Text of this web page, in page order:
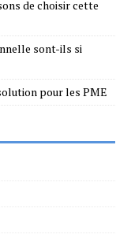
de choisir cette
sont-ils si
pour les PME